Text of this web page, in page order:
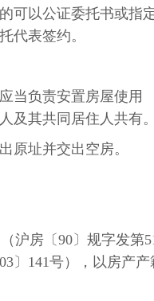
可以公证委托书或指
代表签约。
当负责安置房屋使用
及其共同居住人共有。
原址并交出空房。
沪房〔90〕规字发第
〕 141号），以房产产